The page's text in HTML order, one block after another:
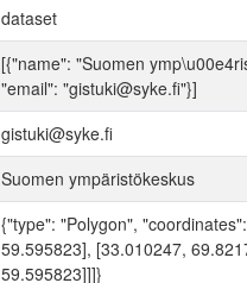
dataset
[{"name": "Suomen
"email": "gistuki@syke.fi"}]
gistuki@syke.fi
Suomen ympäristökeskus
{"type": "Polygon",
59.595823], [33.010247,
59.595823]]]}